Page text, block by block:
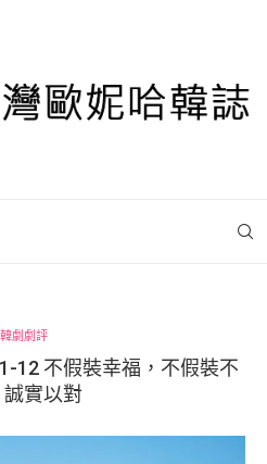
韓劇劇評
12 不假裝幸福，不假裝不
實以對